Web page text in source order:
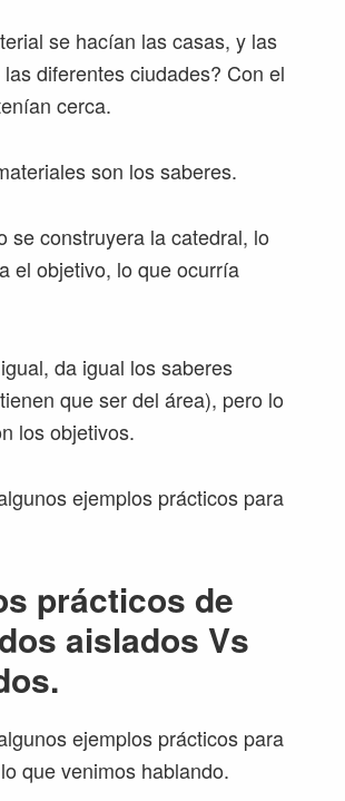
se hacían las casas, y las
diferentes ciudades? Con el
cerca.
son los saberes.
se construyera la catedral, lo
el objetivo, lo que ocurría
da igual los saberes
que ser del área), pero lo
los objetivos.
ejemplos prácticos para
prácticos de
aislados Vs
ejemplos prácticos para
que venimos hablando.